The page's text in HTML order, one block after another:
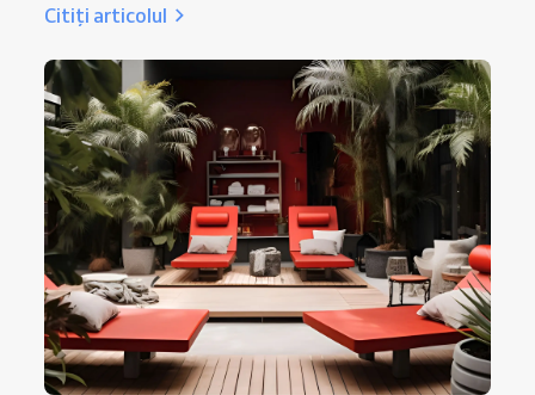
Citiți articolul